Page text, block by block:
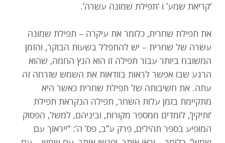
‘קריאת שמע’ ו ‘תפילת שמונה עשרה’.
את תפילת שחרית, כלומר את עיקרה – תפילת שמונה
עשרה של שחרית – יש להתפלל בשעות הבוקר, והזמן
המשובח ביותר עבור תפילה זו הוא הנץ החמה, שהוא
הרגע שבו אפשר לראות בוודאות את השמש שזרחה זה
עתה. את חשיבותה של תפילת שחרית כאשר היא
מתקיימת בזמן עלות השחר, תפילה הנקראת תפילת
‘ותיקין’, לומדים ממספר מקורות, וביניהם, למשל, הפסוק
המופיע בספר תהילים, פרק ע”ב, פס’ ה’: “ייראוך עם